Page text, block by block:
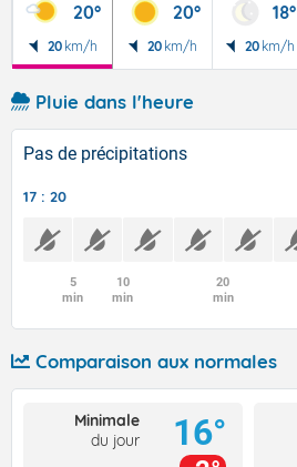
20°
20 km/h
20°
20 km/h
18°
20 km/h
Pluie dans l'heure
Pas de précipitations
17 : 20
5
min
10
min
20
min
Comparaison aux normales
Minimale
du jour
16°